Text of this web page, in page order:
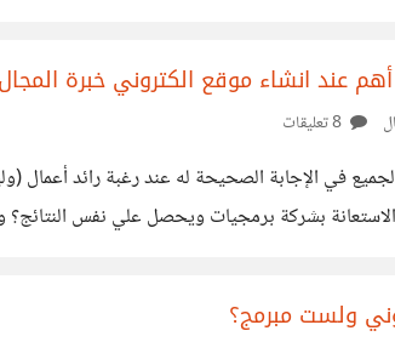
عند انشاء موقع الكتروني خبرة
في الإجابة الصحيحة له عند رغبة رائد
الاستعانة بشركة برمجيات ويحصل علي نفس
ولست مبرمج؟